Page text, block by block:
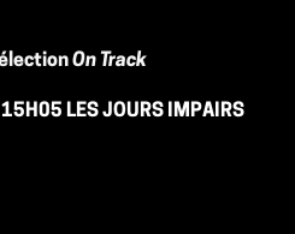
On Track
15H05 LES JOURS IMPAIRS